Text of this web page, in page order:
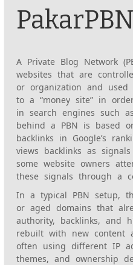
PakarPBN
A Private Blog Network
websites that are
or organization and
to a “money site” in
in search engines such
behind a PBN is based
backlinks in Google’s
views backlinks as
some website owners
these signals through a
In a typical PBN setup,
or aged domains that
authority, backlinks, and
rebuilt with new content
often using different IP
themes, and ownership